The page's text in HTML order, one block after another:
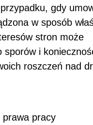
gdy
w sposób
stron może
sporów i
roszczeń nad
pracy